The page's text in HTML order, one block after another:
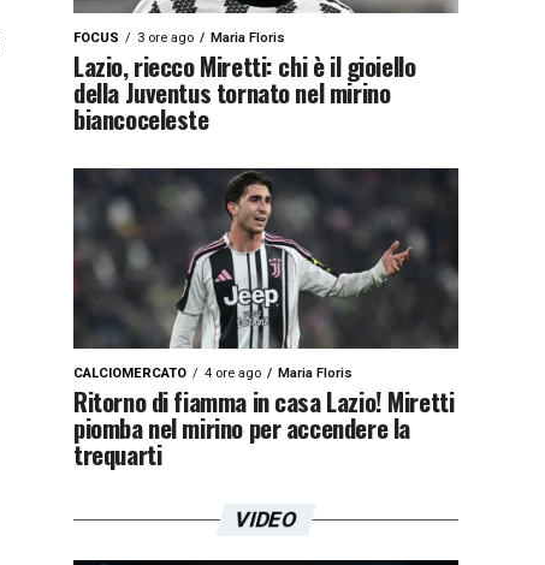
FOCUS 3 ore ago Maria Floris
Lazio, riecco Miretti: chi è il gioiello
della Juventus tornato nel mirino
biancoceleste
CALCIOMERCATO 4 ore ago Maria Floris
Ritorno di fiamma in casa Lazio! Miretti
piomba nel mirino per accendere la
trequarti
VIDEO